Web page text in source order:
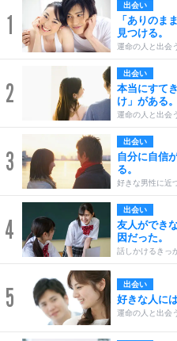
1
出会い
「ありのま
見つける。
運命の人と出会
2
出会い
本当にすて
け」がある。
運命の人と出会
3
出会い
自分に自信
る。
好きな男性に近
4
出会い
友人ができ
因だった。
話しかけるきっ
5 出会い
好きな人に
運命の人と出会